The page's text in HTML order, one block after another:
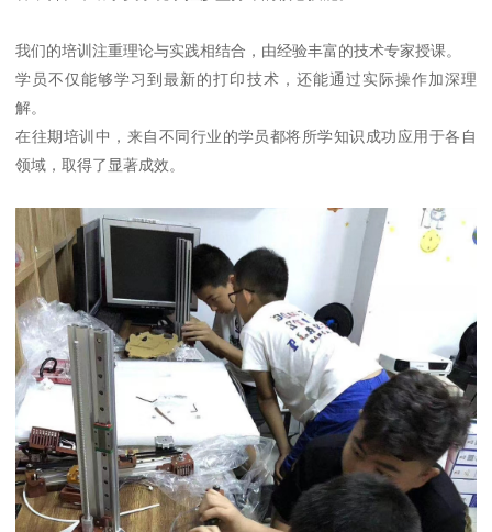
我们的培训注重理论与实践相结合，由经验丰富的技术专家授课。
学员不仅能够学习到最新的打印技术，还能通过实际操作加深理
解。
在往期培训中，来自不同行业的学员都将所学知识成功应用于各自
领域，取得了显著成效。